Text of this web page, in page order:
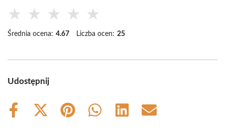
★ ★ ★ ★ ★
Średnia ocena: 4.67 Liczba ocen: 25
Udostępnij
Share
Share
Share
Share
Share
Share